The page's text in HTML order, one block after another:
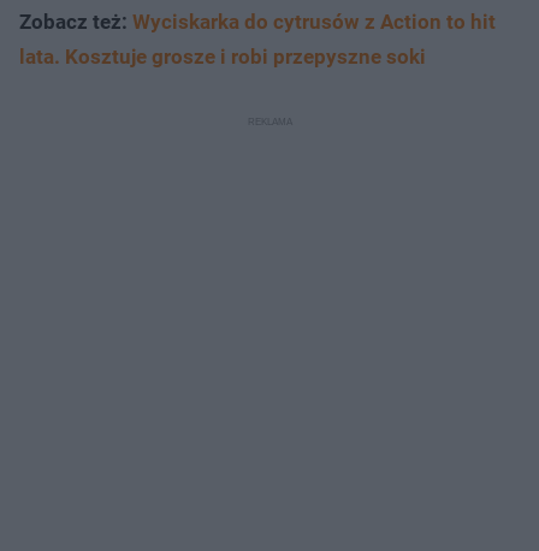
Zobacz też: Wyciskarka do cytrusów z Action to hit
lata. Kosztuje grosze i robi przepyszne soki